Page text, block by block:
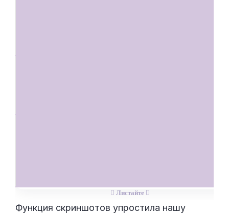
Функция скриншотов упростила нашу